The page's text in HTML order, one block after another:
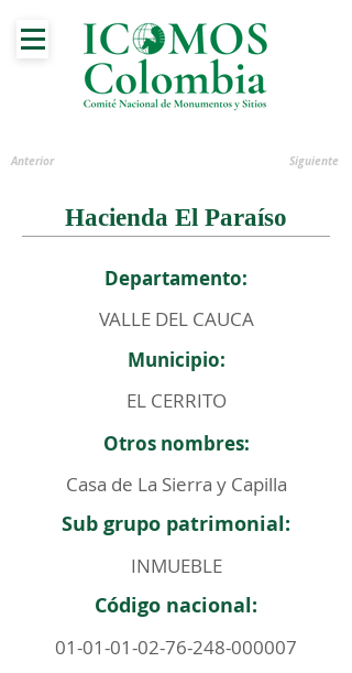
Anterior Siguiente
Hacienda El Paraíso
Departamento:
VALLE DEL CAUCA
Municipio:
EL CERRITO
Otros nombres:
Casa de La Sierra y Capilla
Sub grupo patrimonial:
INMUEBLE
Código nacional:
01-01-01-02-76-248-000007